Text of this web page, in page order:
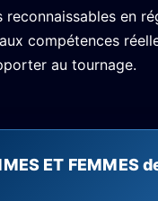
en
compétences
au tournage.
ET FEMMES